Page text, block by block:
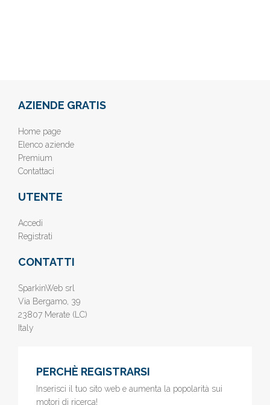
AZIENDE GRATIS
Home page
Elenco aziende
Premium
Contattaci
UTENTE
Accedi
Registrati
CONTATTI
SparkinWeb srl
Via Bergamo, 39
23807 Merate (LC)
Italy
PERCHÈ REGISTRARSI
Inserisci il tuo sito web e aumenta la popolarità sui
motori di ricerca!